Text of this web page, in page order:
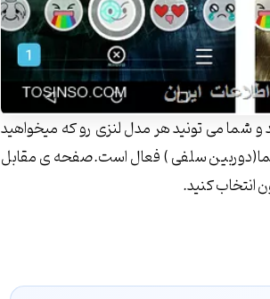
شما می تونید هر مدل لنزی رو که میخواهید
شما(دوربین سلفی ) فعال است.صفحه ی مقابل
انتخاب کنید.